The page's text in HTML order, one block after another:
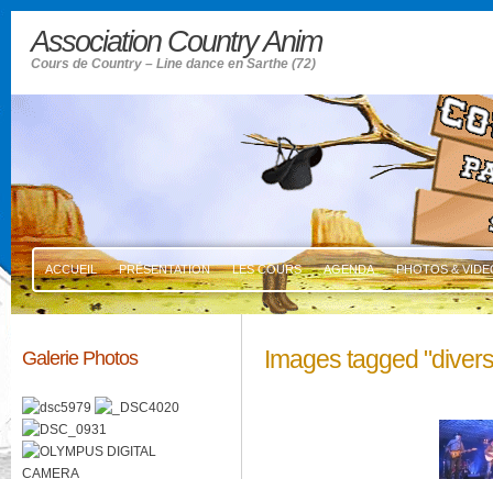
Association Country Anim
Cours de Country – Line dance en Sarthe (72)
ACCUEIL PRÉSENTATION LES COURS AGENDA PHOTOS &
Images tagged
Galerie Photos